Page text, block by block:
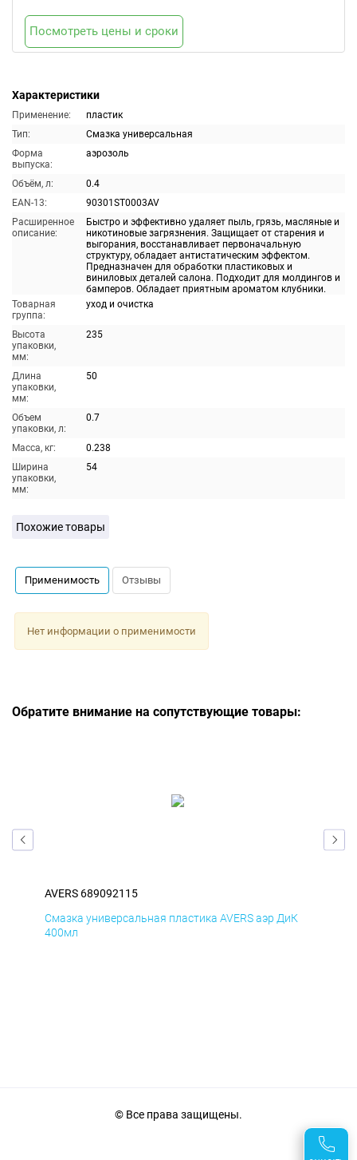
Характеристики
Применение:
пластик
Тип:
Смазка универсальная
Форма
выпуска:
аэрозоль
Объём, л:
0.4
EAN-13:
90301ST0003AV
Расширенное
описание:
Быстро и эффективно удаляет пыль, грязь, масляные и
никотиновые загрязнения. Защищает от старения и
выгорания, восстанавливает первоначальную
структуру, обладает антистатическим эффектом.
Предназначен для обработки пластиковых и
виниловых деталей салона. Подходит для молдингов и
бамперов. Обладает приятным ароматом клубники.
Товарная
группа:
уход и очистка
Высота
упаковки,
мм:
235
Длина
упаковки,
мм:
50
Объем
упаковки, л:
0.7
Масса, кг:
0.238
Ширина
упаковки,
мм:
54
Посмотреть цены и сроки
Похожие товары
Применимость Отзывы
Нет информации о применимости
Обратите внимание на сопутствующие товары:
AVERS 689092115
Смазка универсальная пластика AVERS аэр ДиК
400мл
© Все права защищены.